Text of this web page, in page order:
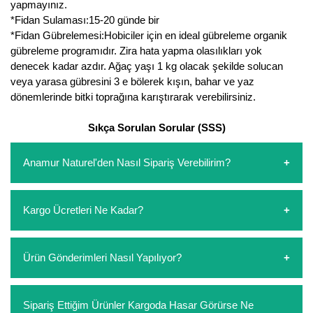
yapmayınız.
*Fidan Sulaması:15-20 günde bir
*Fidan Gübrelemesi:Hobiciler için en ideal gübreleme organik
gübreleme programıdır. Zira hata yapma olasılıkları yok
denecek kadar azdır. Ağaç yaşı 1 kg olacak şekilde solucan
veya yarasa gübresini 3 e bölerek kışın, bahar ve yaz
dönemlerinde bitki toprağına karıştırarak verebilirsiniz.
Sıkça Sorulan Sorular (SSS)
Anamur Naturel'den Nasıl Sipariş Verebilirim?
oluşturarak,iletişim numaralarımızdan bizi arayarak veya
whatsapp hattımızdan bizlere isteklerinizi yazarak sipariş
ödemelerini sipariş verdikten sonra havale/eft veya sipariş
Kargo Ücretleri Ne Kadar?
etmeyin diye 1500 lira ve üzerindeki siparişlerinizde
kargoyu biz karşılıyoruz. 1500 Lira altında kalan
kargo ücreti ödeme aşamasında sepetinize eklenecektir.
Ürün Gönderimleri Nasıl Yapılıyor?
paketlenip gönderim yapılmaktadır.
Sipariş Ettiğim Ürünler Kargoda Hasar Görürse Ne